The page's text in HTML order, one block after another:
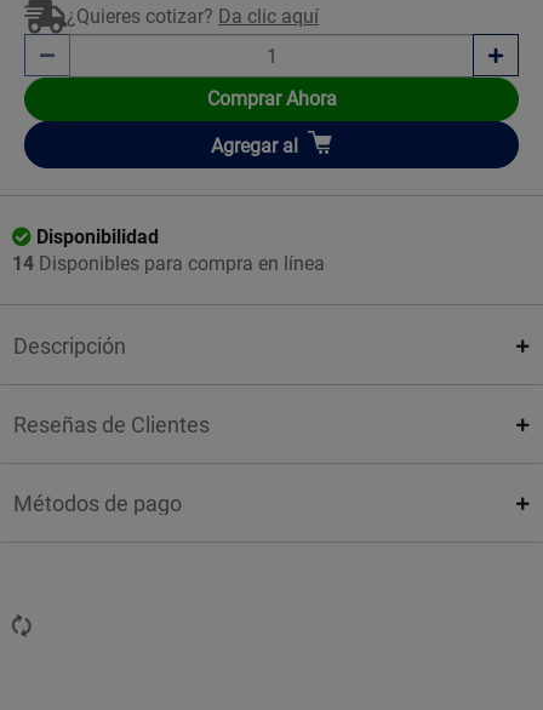
¿Quieres cotizar? Da clic aquí
Comprar Ahora
Añadir
Agregar al
Disponibilidad
14 Disponibles para compra en línea
Descripción
Reseñas de Clientes
Métodos de pago